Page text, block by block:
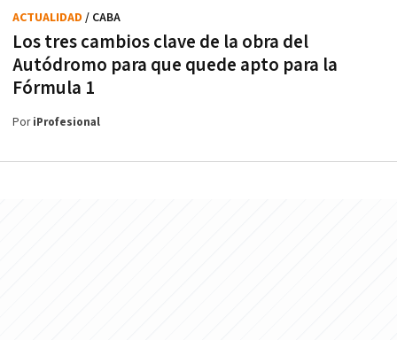
Los tres cambios clave de la obra del
Autódromo para que quede apto para la
Fórmula 1
ACTUALIDAD / CABA
PoriProfesional